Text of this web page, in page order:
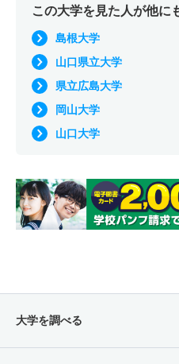
この大学を見た人が他に
島根大学
山口県立大学
県立広島大学
岡山大学
山口大学
大学を調べる